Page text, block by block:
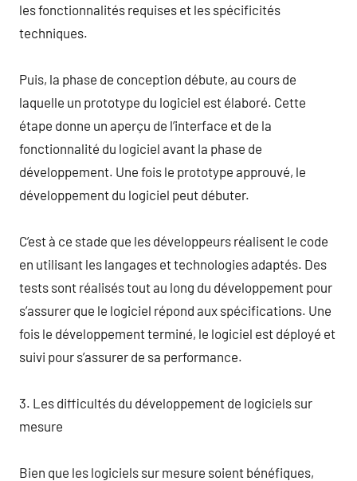
les fonctionnalités requises et les spécificités
techniques.
Puis, la phase de conception débute, au cours de
laquelle un prototype du logiciel est élaboré. Cette
étape donne un aperçu de l’interface et de la
fonctionnalité du logiciel avant la phase de
développement. Une fois le prototype approuvé, le
développement du logiciel peut débuter.
C’est à ce stade que les développeurs réalisent le code
en utilisant les langages et technologies adaptés. Des
tests sont réalisés tout au long du développement pour
s’assurer que le logiciel répond aux spécifications. Une
fois le développement terminé, le logiciel est déployé et
suivi pour s’assurer de sa performance.
3. Les difficultés du développement de logiciels sur
mesure
Bien que les logiciels sur mesure soient bénéfiques,